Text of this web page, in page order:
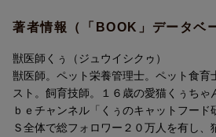
●第2章 キャットフードの正しい選び方
・総合栄養食とおやつの上手な与え方
・信頼できるキャットフードメーカーの
・安いフード、高いフードどのように
・獣医師くぅがキャットフードを選ぶな
著者情報（「BOOK」データベ
獣医師くぅ（ジュウイシクゥ）
獣医師。ペット栄養管理士。ペット食育
スト。飼育技師。１６歳の愛猫くぅちゃ
ｂｅチャンネル「くぅのキャットフード
Ｓ全体で総フォロワー２０万人を有し、